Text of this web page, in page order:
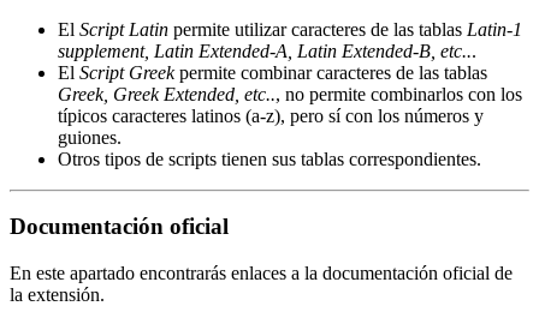
El Script Latin permite utilizar caracteres de las tablas Latin-1
supplement, Latin Extended-A, Latin Extended-B, etc...
El Script Greekpermite combinar caracteres de las tablas
Greek, Greek Extended, etc.., no permite combinarlos con los
típicos caracteres latinos (a-z), pero sí con los números y
guiones.
Otros tipos de scripts tienen sus tablas correspondientes.
Documentación oficial
En este apartado encontrarás enlaces a la documentación oficial de
la extensión.